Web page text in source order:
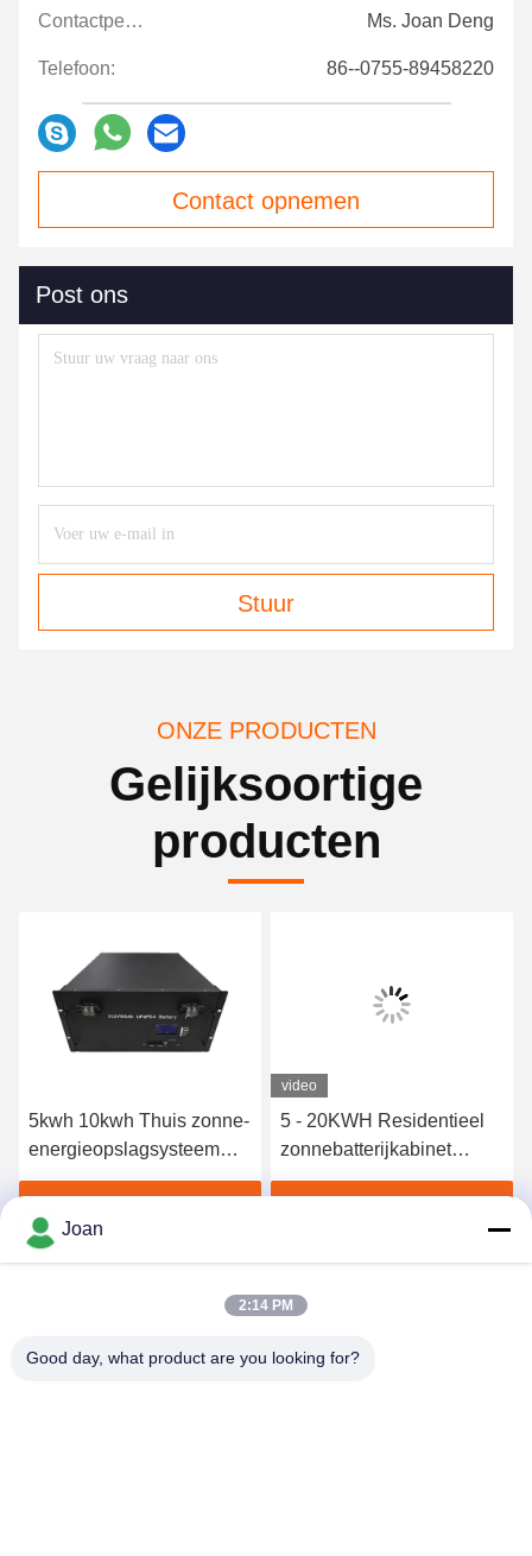
Contactpersonen: Ms. Joan Deng
Telefoon: 86--0755-89458220
Contact opnemen
Post ons
Stuur
ONZE PRODUCTEN
Gelijksoortige
producten
5kwh 10kwh Thuis zonne-
energieopslagsysteem
MPPT-controller Hybride
video
5 - 20KWH Residentieel
zonnebatterijkabinet
Pakket Home Zonne-
Joan
2:14 PM
Good day, what product are you looking for?